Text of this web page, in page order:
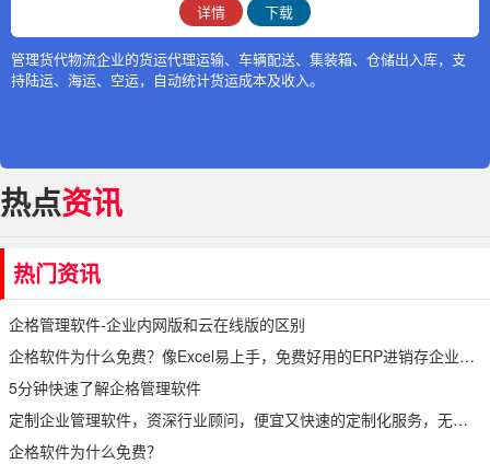
详情 下载
管理货代物流企业的货运代理运输、车辆配送、集装箱、仓储出入库，支
持陆运、海运、空运，自动统计货运成本及收入。
热点资讯
热门资讯
企格管理软件-企业内网版和云在线版的区别
企格软件为什么免费？像Excel易上手，免费好用的ERP进销存企业管理软件
5分钟快速了解企格管理软件
定制企业管理软件，资深行业顾问，便宜又快速的定制化服务，无代码开发
企格软件为什么免费？